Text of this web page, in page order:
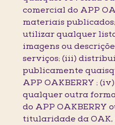
comercial do APP
materiais
utilizar qualquer
imagens ou
serviços; (iii)
publicamente
APP OAKBERRY ;
qualquer outra
do APP OAKBERRY
titularidade da OAK,